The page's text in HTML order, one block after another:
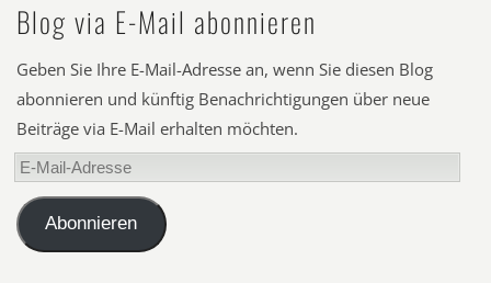
Blog via E-Mail abonnieren
Geben Sie Ihre E-Mail-Adresse an, wenn Sie diesen Blog
abonnieren und künftig Benachrichtigungen über neue
Beiträge via E-Mail erhalten möchten.
E-
Mail-
AdresseAbonnieren